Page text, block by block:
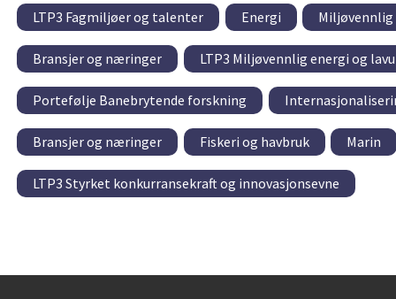
LTP3 Fagmiljøer og talenter Energi
Bransjer og næringer LTP3 Miljøvennlig energi og
Portefølje Banebrytende forskning
Bransjer og næringer Fiskeri og havbruk Marin
LTP3 Styrket konkurransekraft og innovasjonsevne